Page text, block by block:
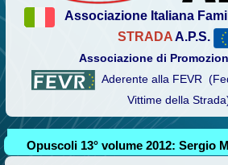
Associazione Italiana
STRADAA.P.S.
Associazione di
Aderente alla FEVR
Vittime della
Opuscoli 13° volume 2012: Sergio